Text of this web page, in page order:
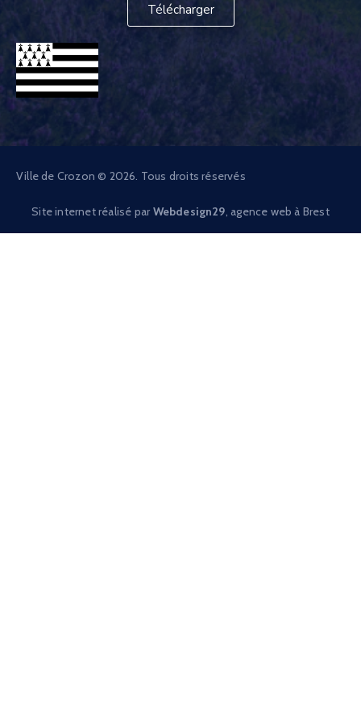
Télécharger
Ville de Crozon © 2026. Tous droits réservés
Site internet réalisé par Webdesign29 , agence web à Brest